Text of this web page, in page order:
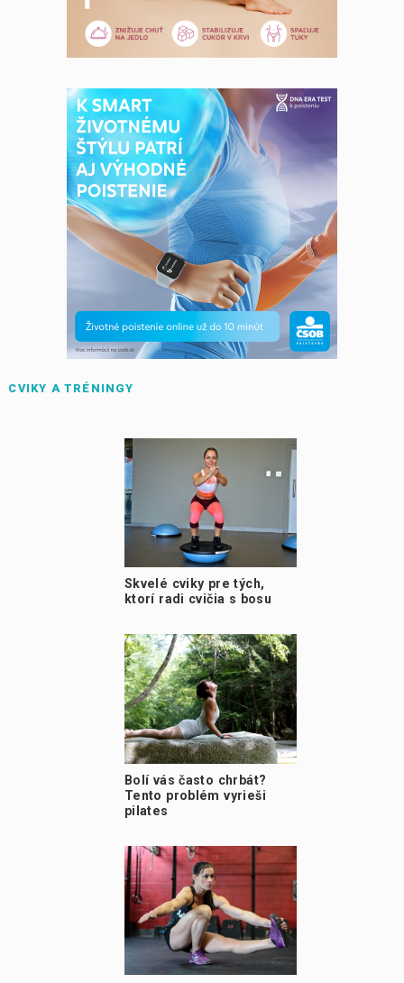
CVIKY A TRÉNINGY
Skvelé cviky pre tých,
ktorí radi cvičia s bosu
Bolí vás často chrbát?
Tento problém vyrieši
pilates